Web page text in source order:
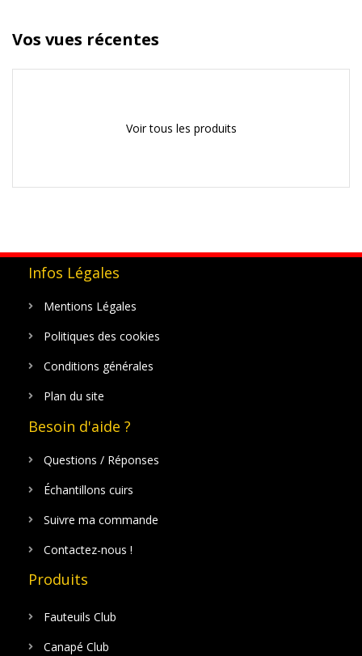
Vos vues récentes
Voir tous les produits
Infos Légales
Mentions Légales
Politiques des cookies
Conditions générales
Plan du site
Besoin d'aide ?
Questions / Réponses
Échantillons cuirs
Suivre ma commande
Contactez-nous !
Produits
Fauteuils Club
Canapé Club